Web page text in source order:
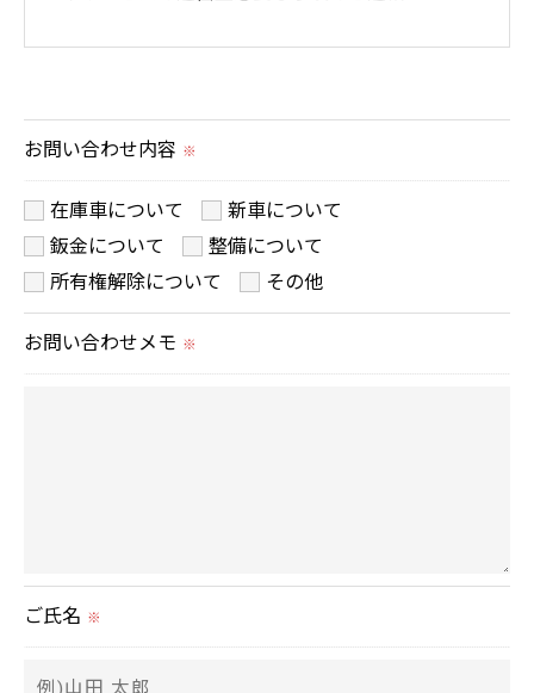
られた場合を除き、
ません。
＜個人情報の委託について＞
当社では、利用目的の達成に必要な範囲において、
個人情報を外部に委託する場合があります。
お問い合わせ内容 ※
在庫車について
新車について
鈑金について
整備について
所有権解除について
その他
お問い合わせメモ ※
ご氏名 ※